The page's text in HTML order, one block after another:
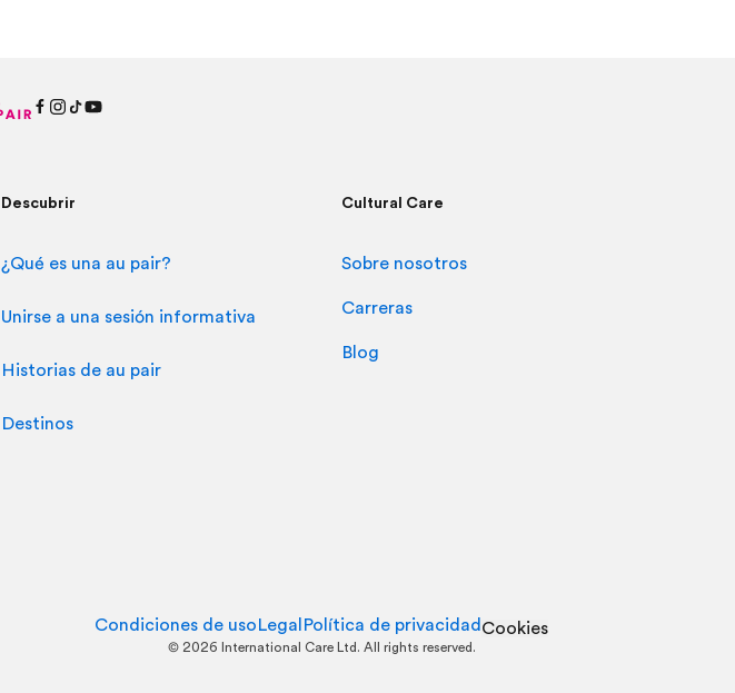
Descubrir
¿Qué es una au pair?
Unirse a una sesión informativa
Historias de au pair
Destinos
Cultural Care
Sobre nosotros
Carreras
Blog
Condiciones de usoLegal Política de privacidad Cookies
© 2026 International Care Ltd. All rights reserved.